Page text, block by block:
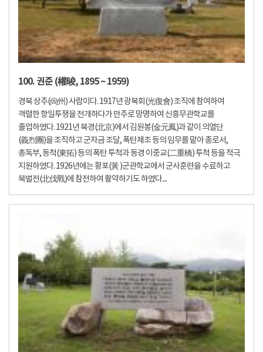
100. 권준 (權晙, 1895 ~ 1959)
경북 상주(尙州) 사람이다. 1917년 광복회(光復會) 조직에 참여하여
격렬한 항일투쟁을 전개하다가 만주로 망명하여 신흥무관학교를
졸업하였다. 1921년 북경(北京)에서 김원봉(金元鳳)과 같이 의열단
(義烈團)을 조직하고 군자금 조달, 폭탄제조 등의 임무를 맡아 종로서,
총독부, 동척(東拓) 등의 폭탄 투척과 동경 이중교(二重橋) 투척 등을 적극
지원하였다. 1926년에는 황포(黃 )군관학교에서 군사훈련을 수료하고
북벌전(北伐戰)에 참전하여 활약하기도 하였다....